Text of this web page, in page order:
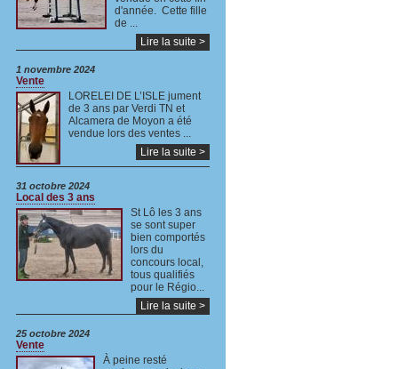
d'année. Cette fille
de ...
Lire la suite >
1 novembre 2024
Vente
LORELEI DE L’ISLE jument
de 3 ans par Verdi TN et
Alcamera de Moyon a été
vendue lors des ventes ...
Lire la suite >
31 octobre 2024
Local des 3 ans
St Lô les 3 ans
se sont super
bien comportés
lors du
concours local,
tous qualifiés
pour le Régio...
Lire la suite >
25 octobre 2024
Vente
À peine resté